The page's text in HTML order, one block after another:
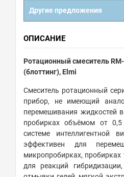
Другие предложения
ОПИСАНИЕ
Ротационный смеситель
(блоттинг), Elmi
Смеситель ротационный
прибор, не имеющий
перемешивания жидкостей
пробирках объёмом от
системе интеллигентной
эффективен для
микропробирках,
для реакций